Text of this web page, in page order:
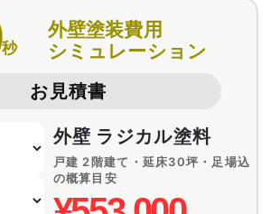
秒
外壁塗装費用
シミュレーション
お見積書
外壁 ラジカル塗料
戸建 2階建て・延床30坪・足場込
の概算目安